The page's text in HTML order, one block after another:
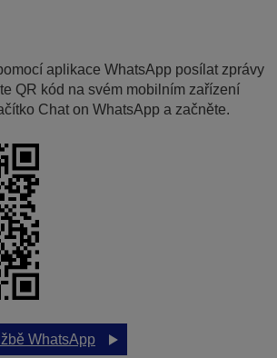
aplikace WhatsApp posílat zprávy
QR kód na svém mobilním zařízení
Chat on WhatsApp a začněte.
WhatsApp